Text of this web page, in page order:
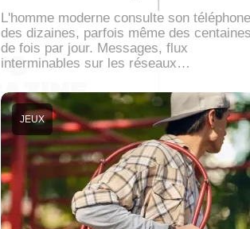
L'homme moderne consulte son téléphone
des dizaines, parfois même des
de fois par jour. Messages, flux
interminables sur les réseaux…
JEUX